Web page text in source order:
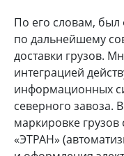
По его словам,
по дальнейшему
доставки грузов.
интеграцией
информационных
северного завоза.
маркировке грузов
«ЭТРАН»